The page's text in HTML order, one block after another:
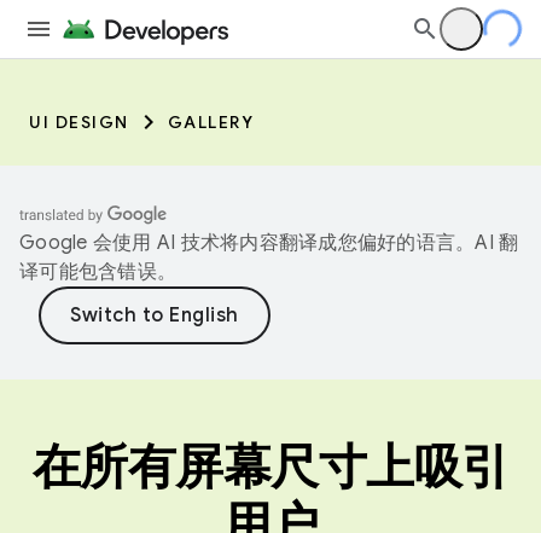
UI DESIGN GALLERY
Google 会使用 AI 技术将内容翻译成您偏好的语言。AI 翻
译可能包含错误。
在所有屏幕尺寸上吸引